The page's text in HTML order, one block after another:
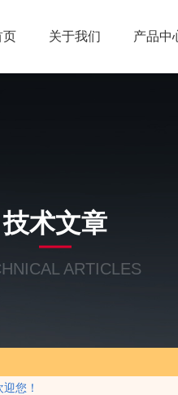
迎您！
页 关于我们 产品中
技术文章
ARTICLES